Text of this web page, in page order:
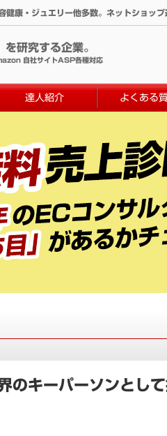
康・ジュエリー他多数。ネットショップ
研究する企業。
自社サイトASP各種対応
達人紹介 よくある
のキーパーソンとして